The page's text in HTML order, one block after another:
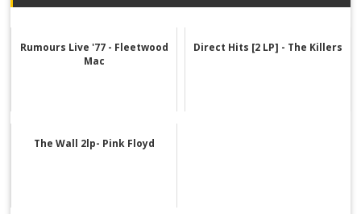
Rumours Live '77 - Fleetwood
Mac
Direct Hits [2 LP] - The Killers
The Wall 2lp- Pink Floyd